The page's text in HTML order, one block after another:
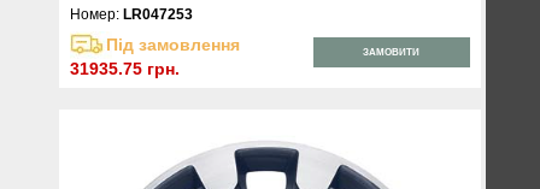
Номер:LR047253
Під замовлення
31935.75 грн.
ЗАМОВИТИ